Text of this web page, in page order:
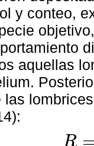
y conteo,
aquellas
las